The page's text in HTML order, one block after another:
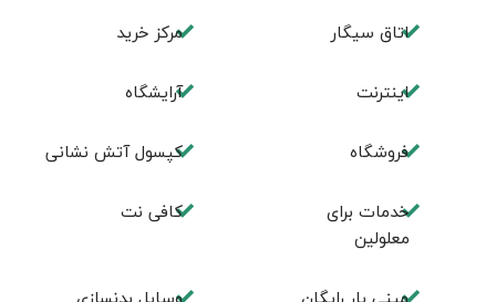
اتاق سیگار مرکز خرید
اینترنت آرایشگاه
فروشگاه کپسول آتش نشانی
خدمات برای
معلولین
کافی نت